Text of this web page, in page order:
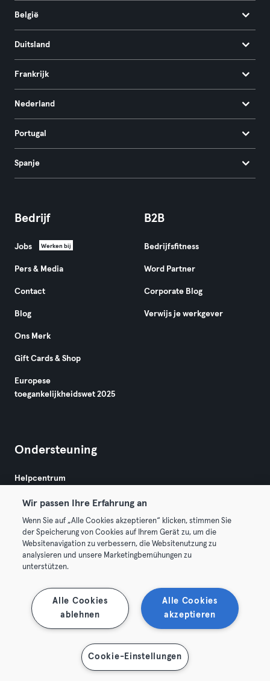
België
Duitsland
Frankrijk
Nederland
Portugal
Spanje
Bedrijf
Jobs Werken bij
Pers & Media
Contact
Blog
Ons Merk
Gift Cards & Shop
Europese
toegankelijkheidswet 2025
B2B
Bedrijfsfitness
Word Partner
Corporate Blog
Verwijs je werkgever
Ondersteuning
Helpcentrum
Algemene Voorwaarden
Membership opzeggen Trek hier je contract terug
Wir passen Ihre Erfahrung an
Wenn Sie auf „Alle Cookies akzeptieren“ klicken, stimmen Sie
der Speicherung von Cookies auf Ihrem Gerät zu, um die
Websitenavigation zu verbessern, die Websitenutzung zu
analysieren und unsere Marketingbemühungen zu
unterstützen.
Alle Cookies
akzeptieren
Alle Cookies
ablehnen
Cookie-Einstellungen